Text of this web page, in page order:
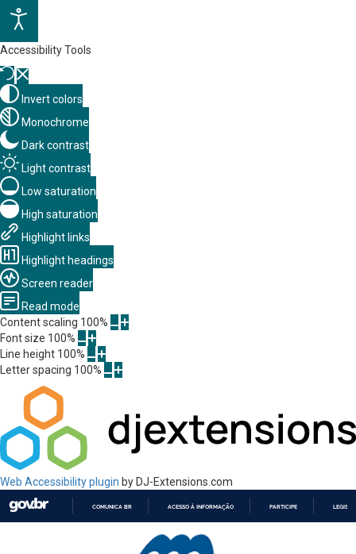
Accessibility Tools
Invert colors
Monochrome
Dark contrast
Light contrast
Low saturation
High saturation
Highlight links
Highlight headings
Screen reader
Read mode
Content scaling 100%
Font size 100%
Line height 100%
Letter spacing 100%
Web Accessibility plugin by DJ-Extensions.com
PARA
COMUNICA BR ACESSO À INFORMAÇÃO PARTICIPE